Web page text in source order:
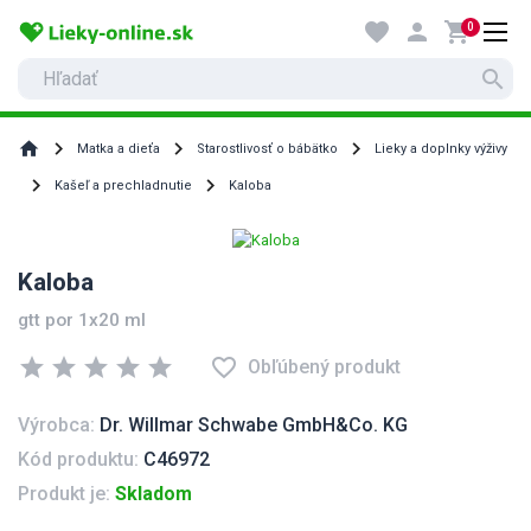
search
favorite person shopping_cart0
home Matka a dieťa Starostlivosť o bábätko Lieky a doplnky výživy
Kašeľ a prechladnutie Kaloba
Kaloba
gtt por 1x20 ml
star star star star star favorite_border Obľúbený produkt
Výrobca: Dr. Willmar Schwabe GmbH&Co. KG
Kód produktu: C46972
Produkt je: Skladom